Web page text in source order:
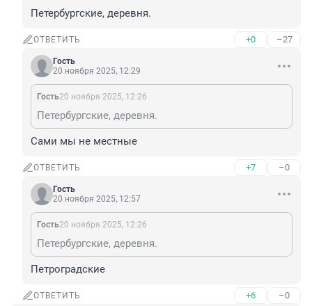
Петербургские, деревня.
ОТВЕТИТЬ +0 –27
Гость
20 ноября 2025, 12:29
Гость20 ноября 2025, 12:26
Петербургские, деревня.
Сами мы не местные
ОТВЕТИТЬ +7 –0
Гость
20 ноября 2025, 12:57
Гость20 ноября 2025, 12:26
Петербургские, деревня.
Петроградские
ОТВЕТИТЬ +6 –0